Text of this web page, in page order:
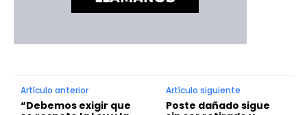
Artículo anterior
“Debemos exigir que
Artículo siguiente
Poste dañado sigue